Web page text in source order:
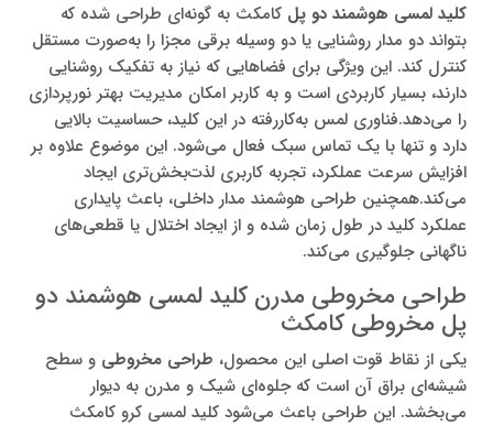
کلید لمسی هوشمند دو پل کامکث به گونه‌ای طراحی شده که
بتواند دو مدار روشنایی یا دو وسیله برقی مجزا را به‌صورت مستقل
کنترل کند. این ویژگی برای فضاهایی که نیاز به تفکیک روشنایی
دارند، بسیار کاربردی است و به کاربر امکان مدیریت بهتر نورپردازی
را می‌دهد.فناوری لمس به‌کاررفته در این کلید، حساسیت بالایی
دارد و تنها با یک تماس سبک فعال می‌شود. این موضوع علاوه بر
افزایش سرعت عملکرد، تجربه کاربری لذت‌بخش‌تری ایجاد
می‌کند.همچنین طراحی هوشمند مدار داخلی، باعث پایداری
عملکرد کلید در طول زمان شده و از ایجاد اختلال یا قطعی‌های
ناگهانی جلوگیری می‌کند.
طراحی مخروطی مدرن کلید لمسی هوشمند دو
پل مخروطی کامکث
یکی از نقاط قوت اصلی این محصول، طراحی مخروطی و سطح
شیشه‌ای براق آن است که جلوه‌ای شیک و مدرن به دیوار
می‌بخشد. این طراحی باعث می‌شود کلید لمسی کرو کامکث